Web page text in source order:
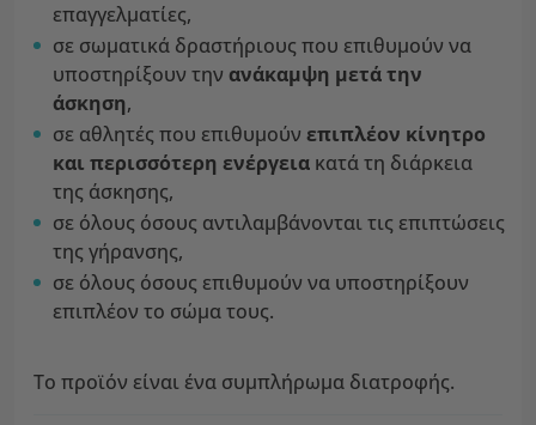
επαγγελματίες,
σε σωματικά δραστήριους που επιθυμούν να
υποστηρίξουν την ανάκαμψη μετά την
άσκηση,
σε αθλητές που επιθυμούν επιπλέον κίνητρο
και περισσότερη ενέργεια κατά τη διάρκεια
της άσκησης,
σε όλους όσους αντιλαμβάνονται τις επιπτώσεις
της γήρανσης,
σε όλους όσους επιθυμούν να υποστηρίξουν
επιπλέον το σώμα τους.
Το προϊόν είναι ένα συμπλήρωμα διατροφής.